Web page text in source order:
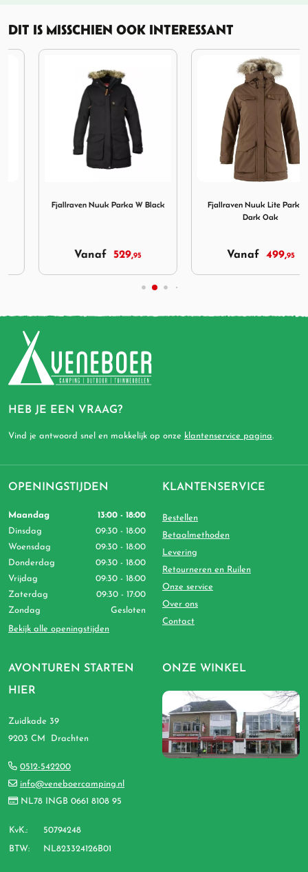
DIT IS MISSCHIEN OOK INTERESSANT
Fjallraven Nuuk Parka W Black
Vanaf529,95
Fjallraven Nuuk Lite Parka W
Dark Oak
Vanaf499,95
HEB JE EEN VRAAG?
Vind je antwoord snel en makkelijk op onze klantenservice pagina.
AVONTUREN STARTEN
HIER
Zuidkade 39
9203 CM Drachten
0512-542200
info@veneboercamping.nl
NL78 INGB 0661 8108 95
KvK.: 50794248
BTW: NL823324126B01
OPENINGSTIJDEN
Maandag
13:00 - 18:00
Dinsdag
09:30 - 18:00
Woensdag
09:30 - 18:00
Donderdag
09:30 - 18:00
Vrijdag
09:30 - 18:00
Zaterdag
09:30 - 17:00
Zondag
Gesloten
Bekijk alle openingstijden
KLANTENSERVICE
Bestellen
Betaalmethoden
Levering
Retourneren en Ruilen
Onze service
Over ons
Contact
ONZE WINKEL